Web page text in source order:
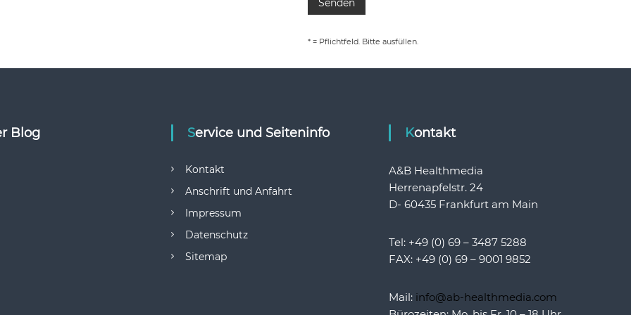
* = Pflichtfeld. Bitte ausfüllen.
Blog Service und Seiteninfo
Kontakt
Anschrift und Anfahrt
Impressum
Datenschutz
Sitemap
Kontakt
A&B Healthmedia
Herrenapfelstr. 24
D- 60435 Frankfurt am Main
Tel: +49 (0) 69 – 3487 5288
FAX: +49 (0) 69 – 9001 9852
Mail: info@ab-healthmedia.com